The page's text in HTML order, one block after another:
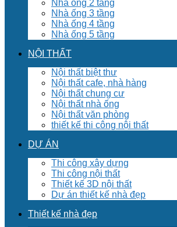
Nhà ống 2 tầng
Nhà ống 3 tầng
Nhà ống 4 tầng
Nhà ống 5 tầng
NỘI THẤT
Nội thất biệt thư
Nội thất cafe, nhà hàng
Nội thất chung cư
Nội thất nhà ống
Nội thất văn phòng
thiết kế thi công nội thất
DỰ ÁN
Thi công xây dựng
Thi công nội thất
Thiết kế 3D nội thất
Dự án thiết kế nhà đẹp
Thiết kế nhà đẹp